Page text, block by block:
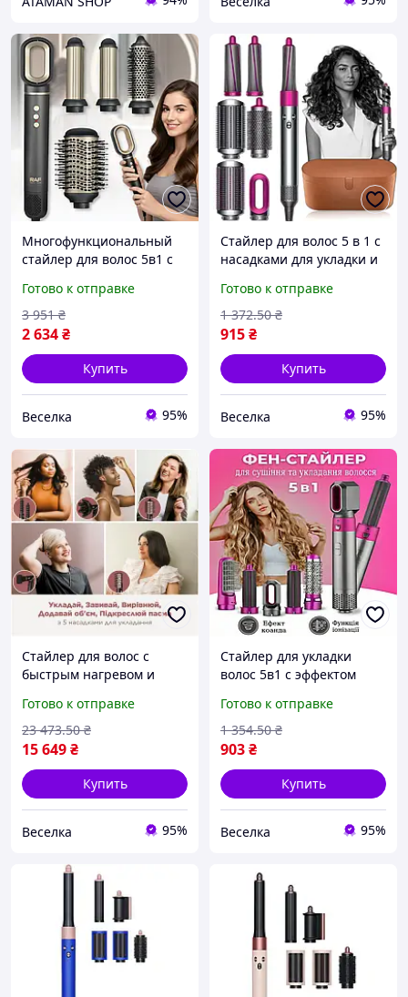
Многофункциональный
стайлер для волос 5в1 с
сушки 1200 Вт и
регулировкой
температуры FLAME
Готово к отправке
2 634₴
3 951 ₴
Купить
Веселка 95%
Стайлер для волос 5 в 1 с
насадками для укладки и
1000 Вт FLAME
Готово к отправке
915₴
1 372.50 ₴
Купить
Веселка 95%
Стайлер для волос с
быстрым нагревом и
для гладких и волнистых
причесок FLAME
Готово к отправке
15 649₴
23 473.50 ₴
Купить
Веселка 95%
Стайлер для укладки
волос 5в1 с эффектом
причесок с сушкой и
стайлингом FLAME
Готово к отправке
903₴
1 354.50 ₴
Купить
Веселка 95%